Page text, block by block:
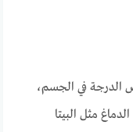
الدرجة في الجسم،
مثل البيتا